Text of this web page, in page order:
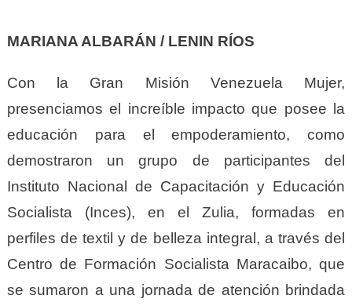
MARIANA ALBARÁN / LENIN RÍOS
Con la Gran Misión Venezuela Mujer,
presenciamos el increíble impacto que posee la
educación para el empoderamiento, como
demostraron un grupo de participantes del
Instituto Nacional de Capacitación y Educación
Socialista (Inces), en el Zulia, formadas en
perfiles de textil y de belleza integral, a través del
Centro de Formación Socialista Maracaibo, que
se sumaron a una jornada de atención brindada